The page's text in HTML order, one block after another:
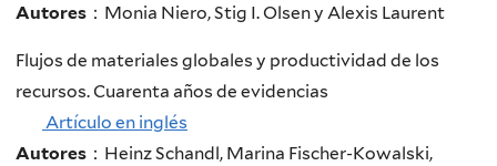
Autores ：Monia Niero, Stig I. Olsen y Alexis Laurent
Flujos de materiales globales y productividad de los
recursos. Cuarenta años de evidencias
Artículo en inglés
Autores ：Heinz Schandl, Marina Fischer-Kowalski,